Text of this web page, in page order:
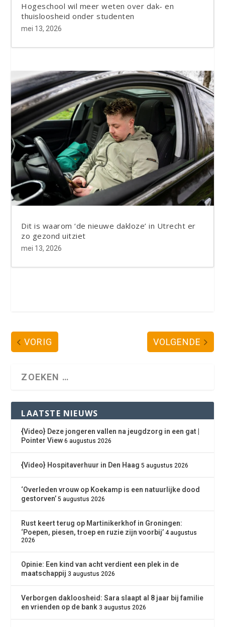
Hogeschool wil meer weten over dak- en
thuisloosheid onder studenten
mei 13, 2026
Dit is waarom ‘de nieuwe dakloze’ in Utrecht er
zo gezond uitziet
mei 13, 2026
VORIG VOLGENDE
LAATSTE NIEUWS
{Video} Deze jongeren vallen na jeugdzorg in een gat |
Pointer View 6 augustus 2026
{Video} Hospitaverhuur in Den Haag 5 augustus 2026
‘Overleden vrouw op Koekamp is een natuurlijke dood
gestorven’ 5 augustus 2026
Rust keert terug op Martinikerkhof in Groningen:
‘Poepen, piesen, troep en ruzie zijn voorbij’ 4 augustus
2026
Opinie: Een kind van acht verdient een plek in de
maatschappij 3 augustus 2026
Verborgen dakloosheid: Sara slaapt al 8 jaar bij familie
en vrienden op de bank 3 augustus 2026